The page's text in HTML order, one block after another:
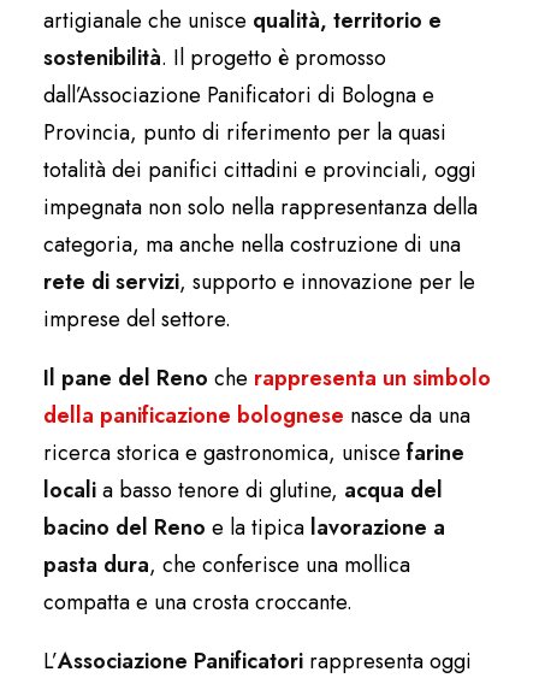
artigianale che unisce qualità, territorio e
sostenibilità. Il progetto è promosso
dall’Associazione Panificatori di Bologna e
Provincia, punto di riferimento per la quasi
totalità dei panifici cittadini e provinciali, oggi
impegnata non solo nella rappresentanza della
categoria, ma anche nella costruzione di una
rete di servizi, supporto e innovazione per le
imprese del settore.
Il pane del Reno che rappresenta un simbolo
della panificazione bolognese nasce da una
ricerca storica e gastronomica, unisce farine
localia basso tenore di glutine, acqua del
bacino del Reno e la tipica lavorazione a
pasta dura, che conferisce una mollica
compatta e una crosta croccante.
L’Associazione Panificatori rappresenta oggi